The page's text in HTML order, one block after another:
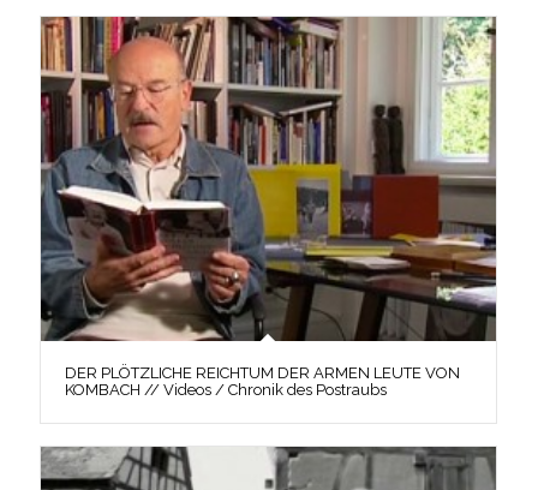
DER PLÖTZLICHE REICHTUM DER ARMEN LEUTE VON
KOMBACH // Videos / Chronik des Postraubs